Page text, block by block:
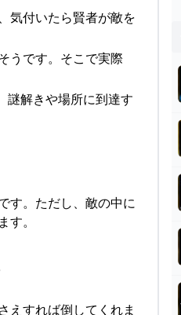
気付いたら賢者が敵を
うです。そこで実際
謎解きや場所に到達す
す。ただし、敵の中に
。
えすれば倒してくれま